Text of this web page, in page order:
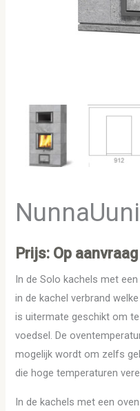
Prijs: Op aanvraag
In de Solo kachels met
in de kachel verbrand
is uitermate geschikt om
voedsel. De
mogelijk wordt om zelfs
die hoge temperaturen
In de kachels met een